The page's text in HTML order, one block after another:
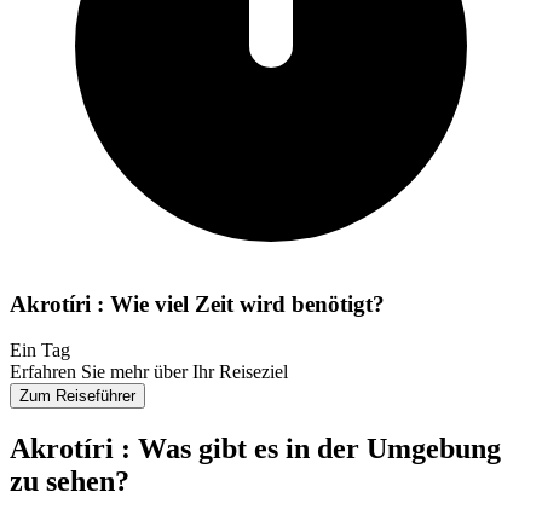
Akrotíri : Wie viel Zeit wird benötigt?
Ein Tag
Erfahren Sie mehr über Ihr Reiseziel
Zum Reiseführer
Akrotíri : Was gibt es in der Umgebung
zu sehen?